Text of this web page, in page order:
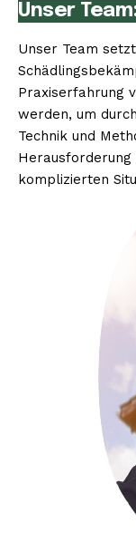
Unser
Unser Team
Praxiserfahrung
werden, um
Technik und
Herausforderung
komplizierten